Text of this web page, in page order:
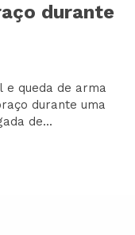
durante
e queda de arma
durante uma
de...